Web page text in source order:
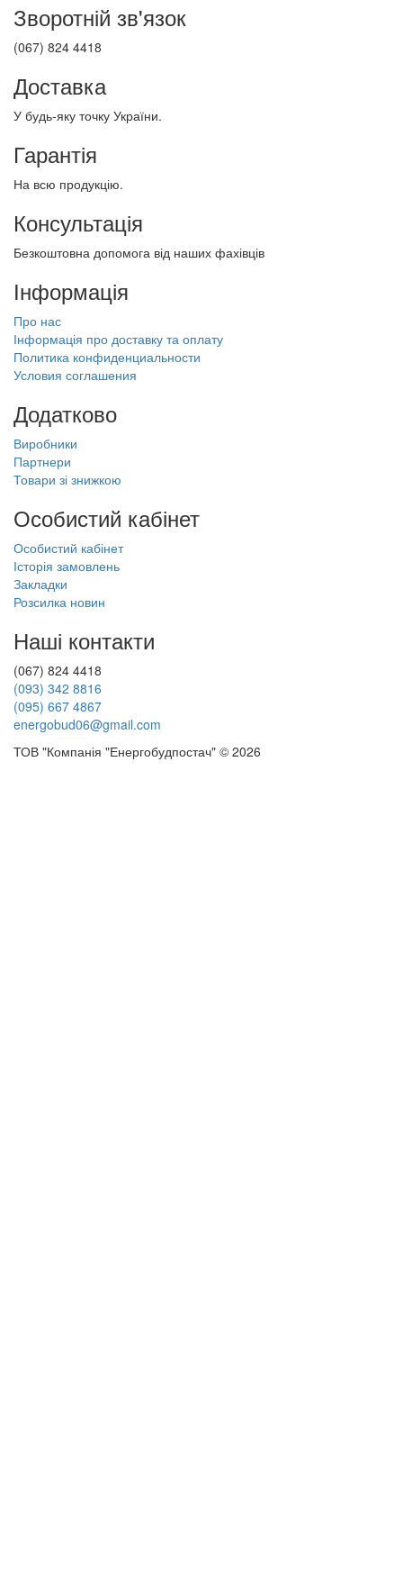
Зворотній зв'язок
(067) 824 4418
Доставка
У будь-яку точку України.
Гарантія
На всю продукцію.
Консультація
Безкоштовна допомога від наших фахівців
Інформація
Про нас
Інформація про доставку та оплату
Политика конфиденциальности
Условия соглашения
Додатково
Виробники
Партнери
Товари зі знижкою
Особистий кабінет
Особистий кабінет
Історія замовлень
Закладки
Розсилка новин
Наші контакти
(067) 824 4418
(093) 342 8816
(095) 667 4867
energobud06@gmail.com
ТОВ "Компанія "Енергобудпостач" © 2026